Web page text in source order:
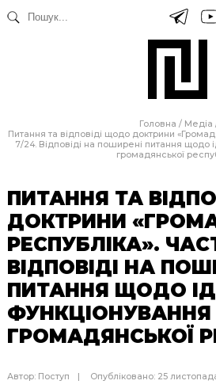
Головна / Медіа
Питання та відповіді щодо доктрини
7/24. Відповіді на поширені питання щодо
громадянської
ПИТАННЯ ТА
ДОКТРИНИ
РЕСПУБЛІКА».
ВІДПОВІДІ НА
ПИТАННЯ ЩОДО
ФУНКЦІОНУВАННЯ
ГРОМАДЯНСЬКОЇ
Автор: Поступ Опубліковано: 25